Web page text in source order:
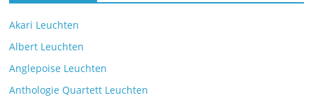
9. Juli 2025 Kommentare deaktiviert
7. Juli 2025
Akari Leuchten
Albert Leuchten
Anglepoise Leuchten
Anthologie Quartett Leuchten